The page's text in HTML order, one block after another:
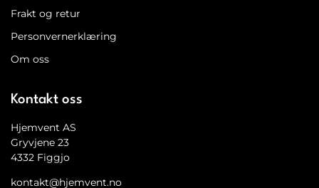
Frakt og retur
Personvernerklæring
Om oss
Kontakt oss
Hjemvent AS
Gryvjene 23
4332 Figgjo
kontakt@hjemvent.no